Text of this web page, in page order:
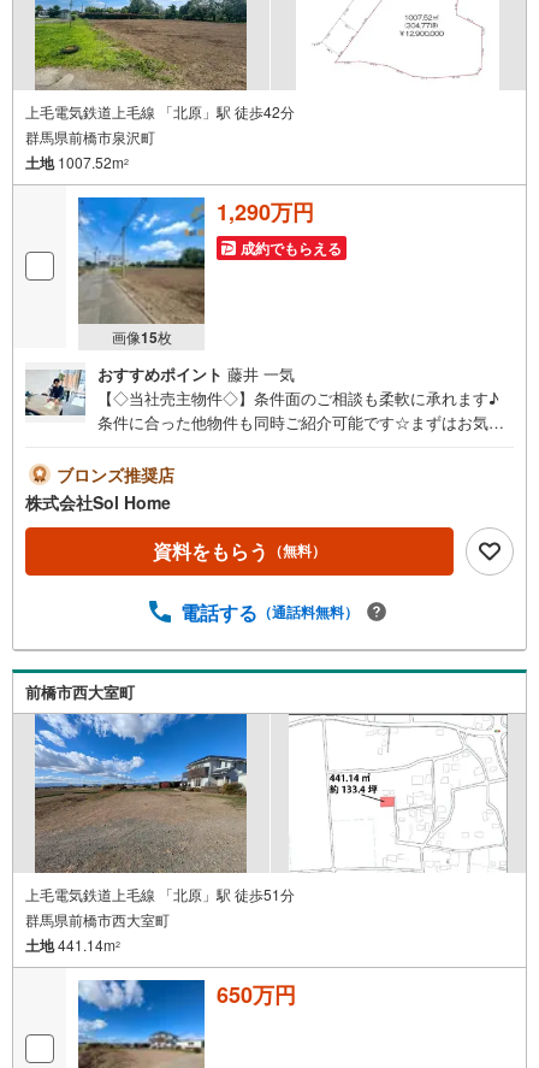
上毛電気鉄道上毛線 「北原」駅 徒歩42分
群馬県前橋市泉沢町
土地1007.52m2
画像15枚
1,290万円
成約でもらえる
おすすめポイント 藤井 一気
【◇当社売主物件◇】条件面のご相談も柔軟に承れます♪
条件に合った他物件も同時ご紹介可能です☆まずはお気軽
談をしたい、小さな疑問なども大歓迎です♪》＝＝＝＝＝
＝＝＝＝＝＝＝＝＝＝＝＝＝＝＝＝＝＝＝＝＝＝＝＝＝
話が繋がりやすくなっております。ぜひお気軽にご連絡下
さい！現地を見学される場合は「室内・現地を見学する
とスムーズにご案内が可能です。＝＝＝＝＝＝＝＝＝＝＝
ブロンズ推奨店
株式会社Sol Home
資料をもらう （無料）
電話する （通話料無料）
前橋市西大室町
上毛電気鉄道上毛線 「北原」駅 徒歩51分
群馬県前橋市西大室町
土地441.14m2
650万円